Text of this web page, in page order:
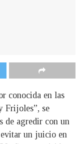
conocida en las
Frijoles”, se
de agredir con un
un juicio en